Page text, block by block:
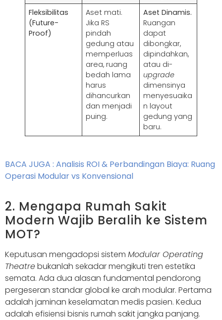
Fleksibilitas
(Future-
Proof)
Aset mati.
Jika RS
pindah
gedung atau
memperluas
area, ruang
bedah lama
harus
dihancurkan
dan menjadi
puing.
Aset Dinamis.
Ruangan
dapat
dibongkar,
dipindahkan,
atau di-
upgrade
dimensinya
menyesuaika
n layout
gedung yang
baru.
BACA JUGA : Analisis ROI & Perbandingan Biaya: Ruang
Operasi Modular vs Konvensional
2. Mengapa Rumah Sakit
Modern Wajib Beralih ke Sistem
MOT?
Keputusan mengadopsi sistem Modular Operating
Theatrebukanlah sekadar mengikuti tren estetika
semata. Ada dua alasan fundamental pendorong
pergeseran standar global ke arah modular. Pertama
adalah jaminan keselamatan medis pasien. Kedua
adalah efisiensi bisnis rumah sakit jangka panjang.